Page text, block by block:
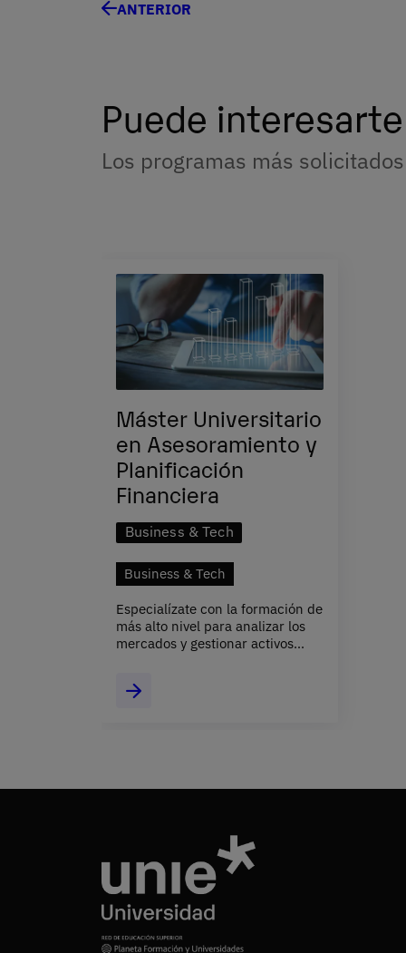
ANTERIOR
Puede interesarte
Los programas más solicitados
Máster Universitario
en Asesoramiento y
Planificación
Financiera
Business & Tech
Business & Tech
Especialízate con la formación de
más alto nivel para analizar los
mercados y gestionar activos